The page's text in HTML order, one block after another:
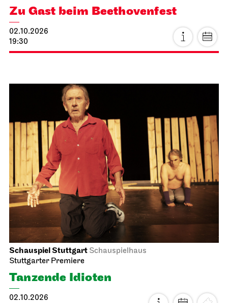
Zu Gast beim Beethovenfest
02.10.2026
19:30
Schauspiel Stuttgart Schauspielhaus
Stuttgarter Premiere
Tanzende Idioten
02.10.2026